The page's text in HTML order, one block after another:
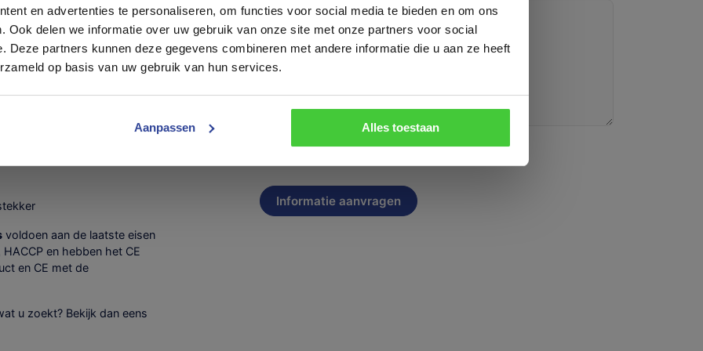
en advertenties te personaliseren, om functies voor social media te bieden en om ons
Ook delen we informatie over uw gebruik van onze site met onze partners voor social
Deze partners kunnen deze gegevens combineren met andere informatie die u aan ze heeft
op basis van uw gebruik van hun services.
Aanpassen Alles toestaan
voldoen aan de laatste eisen
en hebben het CE
en CE met de
u zoekt? Bekijk dan eens
Opmerkingen
inruilen
Wij produceren zowel seriematige modellen als maatwerk markt
en service te kunnen waarborgen verzoeken wij u vriendelijk vooraf aan
een afspraak in te plannen. Neem daarvoor telefonisch contact op via +31
een e-mail naar info@konag.nl.U bent van harte welkom.